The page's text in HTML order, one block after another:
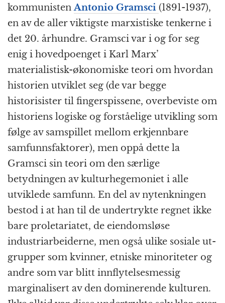
kommunistenAntonio Gramsci (1891-1937),
en av de aller viktigste marxistiske tenkerne i
det 20. århundre. Gramsci var i og for seg
enig i hovedpoenget i Karl Marx’
materialistisk-økonomiske teori om hvordan
historien utviklet seg (de var begge
historisister til fingerspissene, overbeviste om
historiens logiske og forståelige utvikling som
følge av samspillet mellom erkjennbare
samfunnsfaktorer), men oppå dette la
Gramsci sin teori om den særlige
betydningen av kulturhegemoniet i alle
utviklede samfunn. En del av nytenkningen
bestod i at han til de undertrykte regnet ikke
bare proletariatet, de eiendomsløse
industriarbeiderne, men også ulike sosiale ut-
grupper som kvinner, etniske minoriteter og
andre som var blitt innflytelsesmessig
marginalisert av den dominerende kulturen.